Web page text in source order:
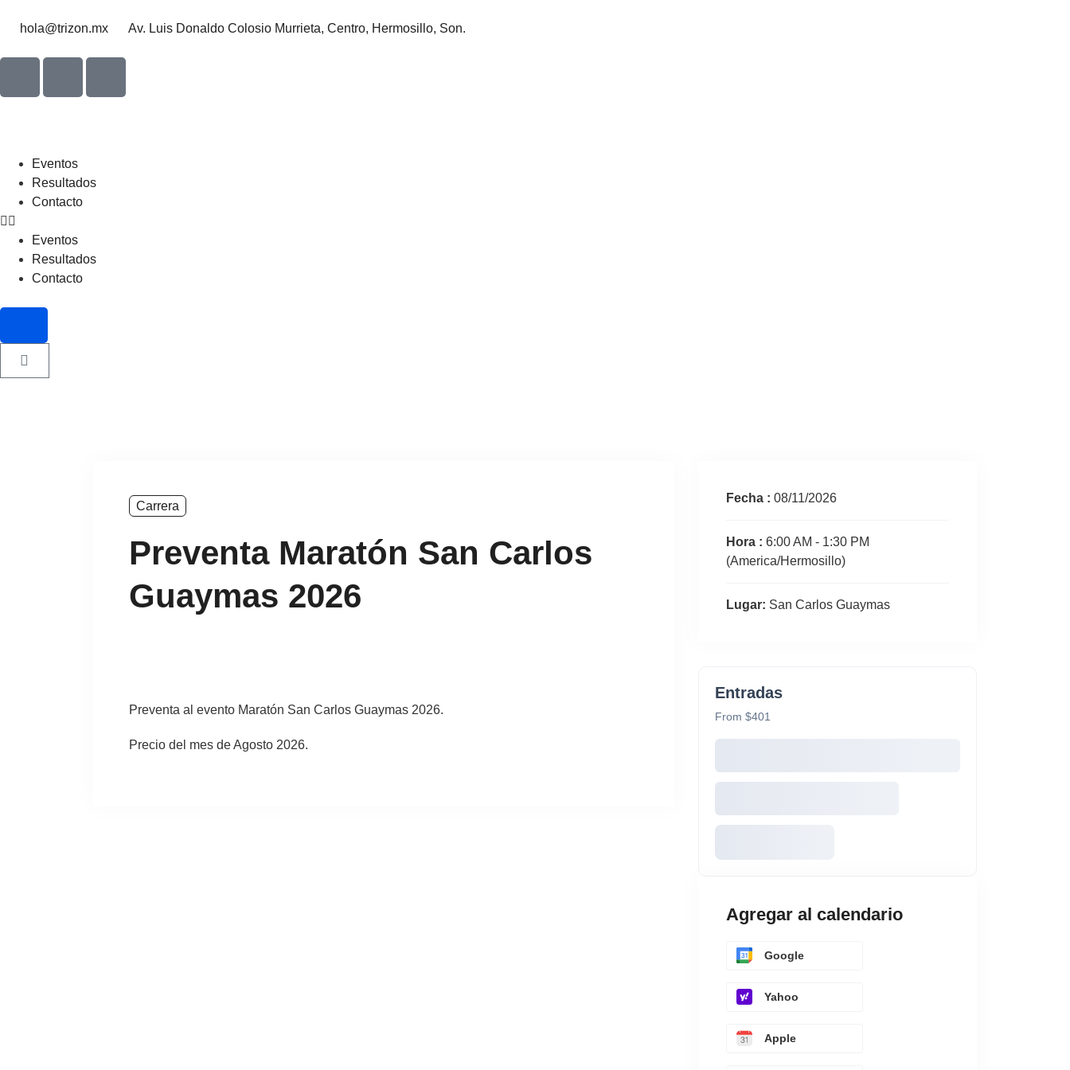
hola@trizon.mx Av. Luis Donaldo Colosio Murrieta, Centro, Hermosillo, Son.
Eventos
Resultados
Contacto
Eventos
Resultados
Contacto
Carrera
Preventa Maratón San Carlos
Guaymas 2026
Preventa al evento Maratón San Carlos Guaymas 2026.
Precio del mes de Agosto 2026.
Fecha : 08/11/2026
Hora : 6:00 AM - 1:30 PM
(America/Hermosillo)
Lugar: San Carlos Guaymas
Entradas
From $401
Agregar al calendario
Google
Yahoo
Apple